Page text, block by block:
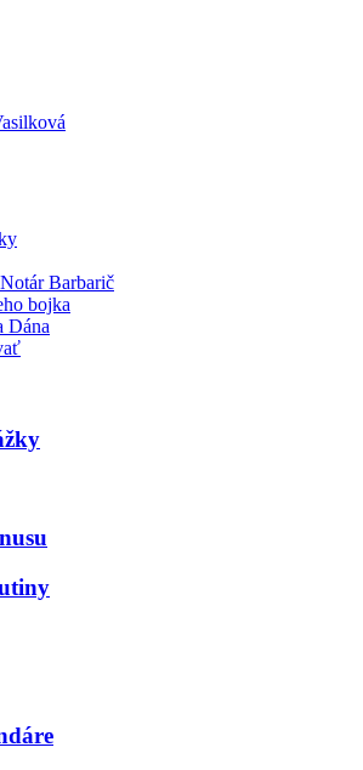
Barbarič
bojka
Dána